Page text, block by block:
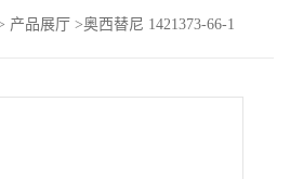
产品展厅 >奥西替尼 1421373-66-1